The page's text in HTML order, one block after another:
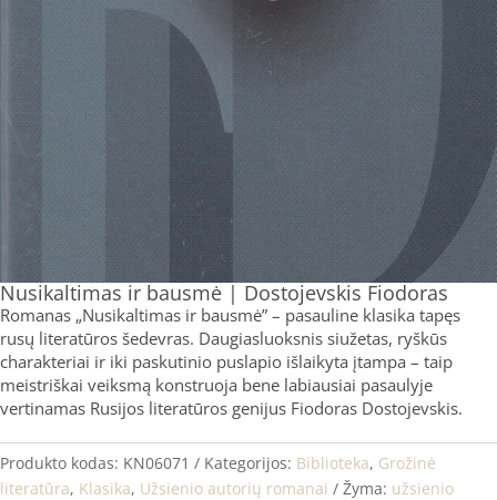
Nusikaltimas ir bausmė | Dostojevskis Fiodoras
Romanas „Nusikaltimas ir bausmė” – pasauline klasika tapęs
rusų literatūros šedevras. Daugiasluoksnis siužetas, ryškūs
charakteriai ir iki paskutinio puslapio išlaikyta įtampa – taip
meistriškai veiksmą konstruoja bene labiausiai pasaulyje
vertinamas Rusijos literatūros genijus Fiodoras Dostojevskis.
Produkto kodas: KN06071 Kategorijos: Biblioteka, Grožinė
literatūra, Klasika, Užsienio autorių romanai Žyma: užsienio